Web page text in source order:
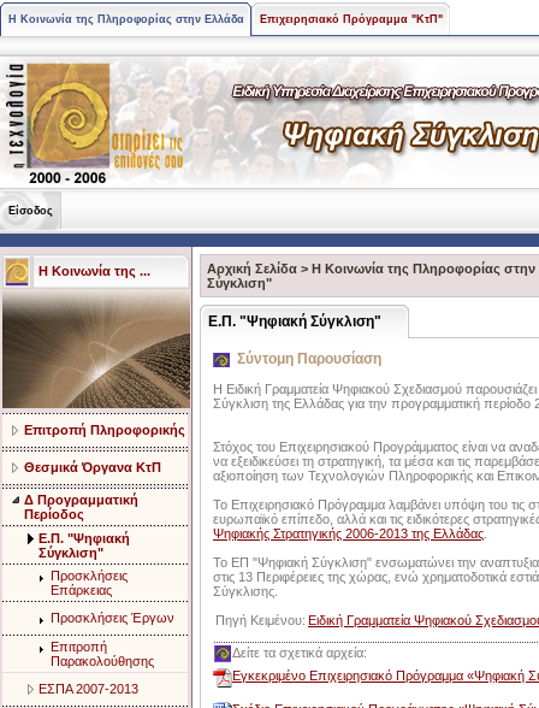
Η Κοινωνία της Πληροφορίας στην Ελλάδα Επιχειρησιακό Πρόγραμμα "ΚτΠ"
Είσοδος
Η Κοινωνία της ...
Επιτροπή Πληροφορικής
Θεσμικά Όργανα ΚτΠ
Δ Προγραμματική
Περίοδος
Ε.Π. "Ψηφιακή
Σύγκλιση"
Προσκλήσεις
Επάρκειας
Προσκλήσεις Έργων
Επιτροπή
Παρακολούθησης
ΕΣΠΑ 2007-2013
Αρχική Σελίδα > Η Κοινωνία της Πληροφορίας
Σύγκλιση"
Ε.Π. "Ψηφιακή Σύγκλιση"
Σύντομη Παρουσίαση
Η Ειδική Γραμματεία Ψηφιακού Σχεδιασμού
Σύγκλιση της Ελλάδας για την προγραμματική περίοδο
Στόχος του Επιχειρησιακού Προγράμματος είναι να
να εξειδικεύσει τη στρατηγική, τα μέσα και τις
αξιοποίηση των Τεχνολογιών Πληροφορικής και
Το Επιχειρησιακό Πρόγραμμα λαμβάνει υπόψη του τις
ευρωπαϊκό επίπεδο, αλλά και τις ειδικότερες
Ψηφιακής Στρατηγικής 2006-2013 της Ελλάδας
Το ΕΠ "Ψηφιακή Σύγκλιση" ενσωματώνει την
στις 13 Περιφέρειες της χώρας, ενώ χρηματοδοτικά
Σύγκλισης.
Πηγή Κειμένου: Ειδική Γραμματεία Ψηφιακού
Δείτε τα σχετικά αρχεία:
Εγκεκριμένο Επιχειρησιακό Πρόγραμμα «Ψηφιακή